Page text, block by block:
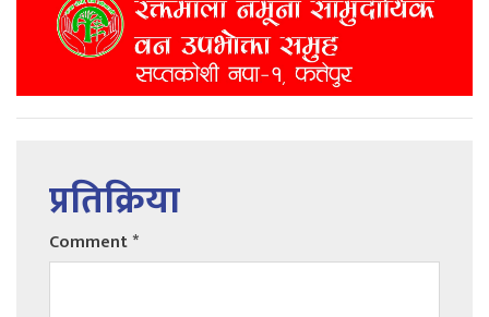
प्रतिक्रिया
Comment*